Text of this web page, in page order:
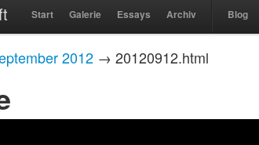
Start Galerie Essays Archiv Blog
2012 → 20120912.html